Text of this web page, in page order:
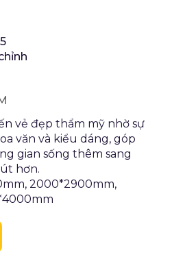
vẻ đẹp thẩm mỹ nhờ sự
văn và kiểu dáng, góp
gian sống thêm sang
hơn.
2000*2900mm,